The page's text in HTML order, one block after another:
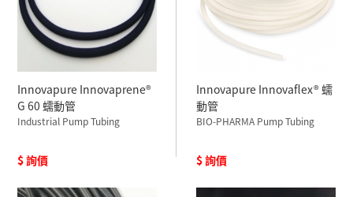
Innovapure Innovaprene®
G 60 蠕動管
Industrial Pump Tubing
$ 詢價
Innovapure Innovaflex® 蠕
動管
BIO-PHARMA Pump Tubing
$ 詢價